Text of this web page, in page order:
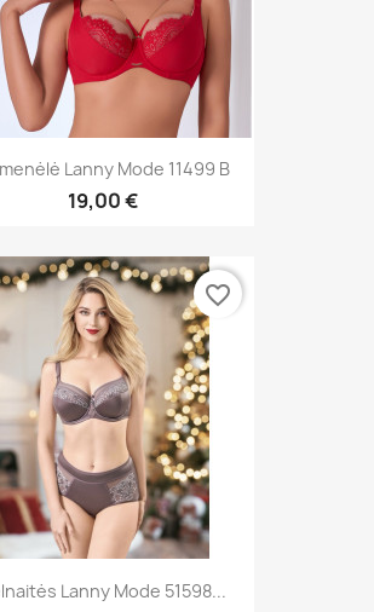
Lanny Mode 11499 B
19,00 €
Lanny Mode 51598...
favorite_border